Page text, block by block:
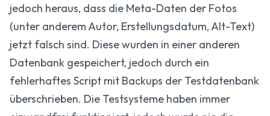
jedoch heraus, dass die Meta-Daten der Fotos
(unter anderem Autor, Erstellungs­datum, Alt-Text)
jetzt falsch sind. Diese wurden in einer anderen
Datenbank gespeichert, jedoch durch ein
fehlerhaftes Script mit Backups der Testdatenbank
überschrieben. Die Testsysteme haben immer